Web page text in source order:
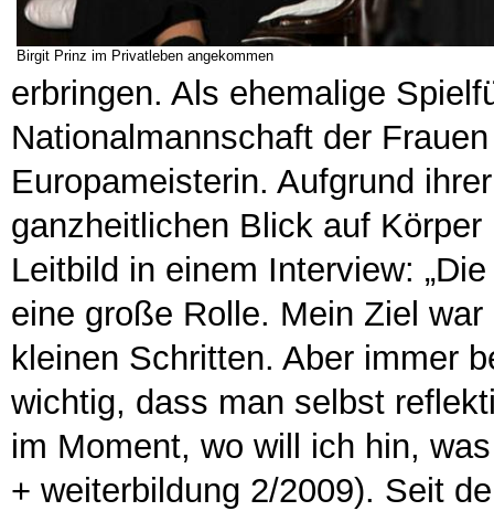
Birgit Prinz im Privatleben angekommen
erbringen. Als ehemalige
Nationalmannschaft der
Europameisterin. Aufgrund
ganzheitlichen Blick auf
Leitbild in einem Interview:
eine große Rolle. Mein Ziel
kleinen Schritten. Aber immer
wichtig, dass man selbst
im Moment, wo will ich hin,
+ weiterbildung 2/2009). Seit